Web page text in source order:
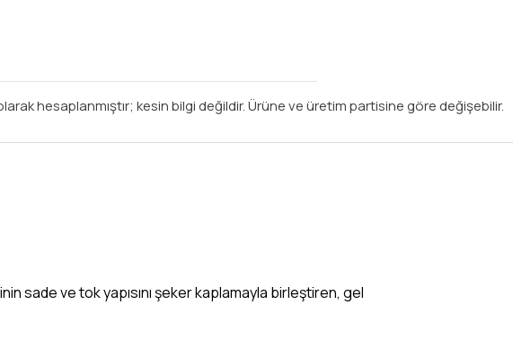
hesaplanmıştır; kesin bilgi değildir. Ürüne ve üretim partisine göre değişebilir.
sade ve tok yapısını şeker kaplamayla birleştiren, gel